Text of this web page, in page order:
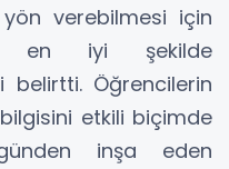
verebilmesi için
en iyi şekilde
belirtti. Öğrencilerin
etkili biçimde
inşa eden